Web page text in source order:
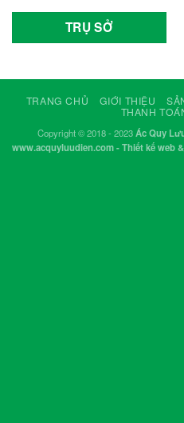
TRỤ SỞ
TRANG CHỦ GIỚI THIỆU
THANH
Copyright © 2018 - 2023Ác Quy
www.acquyluudien.com - Thiết kế web